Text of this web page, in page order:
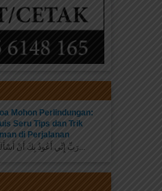
Mohon Perlindungan:
Seru Tips dan Trik
di Perjalanan
رَبِّ إِنِّي أَعُوذُ بِكَ أَنْ أَسْأَلَكَ...